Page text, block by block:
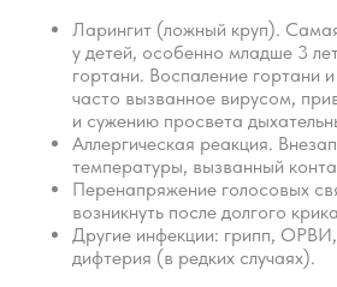
Ларингит (ложный круп).
у детей, особенно младше 3
гортани. Воспаление гортани
часто вызванное вирусом,
и сужению просвета
Аллергическая реакция.
температуры, вызванный
Перенапряжение голосовых
возникнуть после долгого
Другие инфекции: грипп,
дифтерия (в редких случаях).